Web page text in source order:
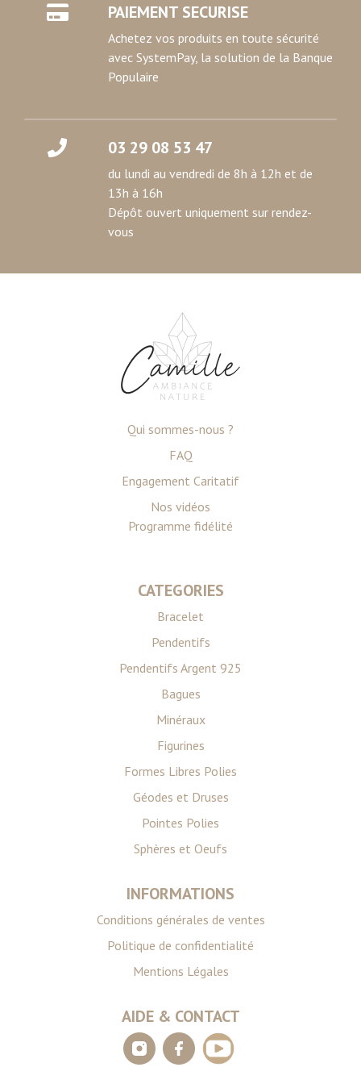
votre consentement à tout moment à partir de la
déclaration sur les cookies.
Les cookies nous permettent de personnaliser le contenu
et les annonces, d'offrir des fonctionnalités relatives aux
partageons également des informations sur l'utilisation de
notre site avec nos partenaires de médias sociaux, de
publicité et d'analyse, qui peuvent combiner celles-ci
avec d'autres informations que vous leur avez fournies
ou qu'ils ont collectées lors de votre utilisation de leurs
PAIEMENT SECURISE
Achetez vos produits en toute sécurité
avec SystemPay, la solution de la Banque
Populaire
03 29 08 53 47
du lundi au vendredi de 8h à 12h et de
13h à 16h
Dépôt ouvert uniquement sur rendez-
vous
Qui sommes-nous ?
FAQ
Engagement Caritatif
Nos vidéos
Programme fidélité
CATEGORIES
Bracelet
Pendentifs
Pendentifs Argent 925
Bagues
Minéraux
Figurines
Formes Libres Polies
Géodes et Druses
Pointes Polies
Sphères et Oeufs
INFORMATIONS
Conditions générales de ventes
Politique de confidentialité
Mentions Légales
AIDE & CONTACT